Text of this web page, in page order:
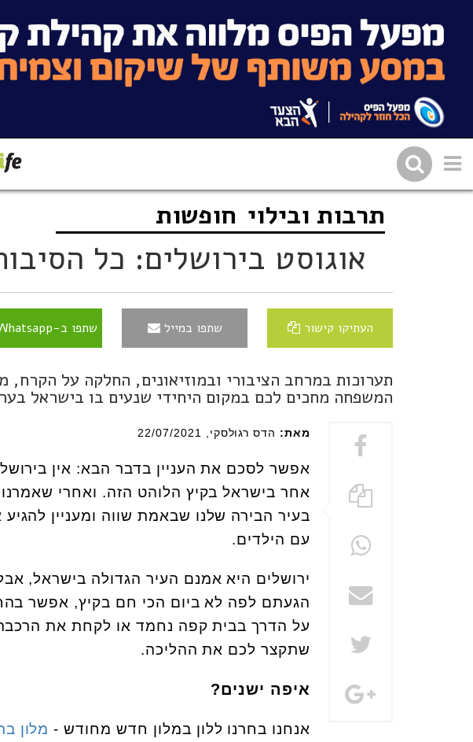
שתפו בפייסבוק העתיקו קישור תרבות ובילוי חופשות
אוגוסט בירושלים: כל
העתיקו קישור שתפו במייל שתפו ב-Whatsapp
תערוכות במרחב הציבורי ובמוזיאונים, החלקה על
המשפחה מחכים לכם במקום היחידי שנעים בו בישראל
מאת: הדס רגולסקי , 22/07/2021
אפשר לסכם את העניין בדבר הבא: אין
אחר בישראל בקיץ הלוהט הזה. ואחרי
בעיר הבירה שלנו שבאמת שווה ומעניין
עם הילדים.
ירושלים היא אמנם העיר הגדולה בישראל,
הגעתם לפה לא ביום הכי חם בקיץ, אפשר
על הדרך בבית קפה נחמד או לקחת את
שתקצר לכם את ההליכה.
איפה ישנים?
אנחנו בחרנו ללון במלון חדש מחודש - מלון